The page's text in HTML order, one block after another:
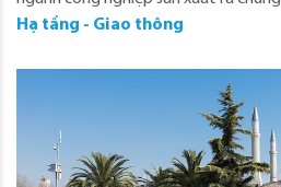
Hạ tầng - Giao thông